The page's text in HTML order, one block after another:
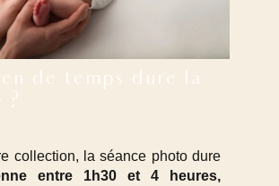
de temps dure la
?
collection, la séance photo dure
entre 1h30 et 4 heures,